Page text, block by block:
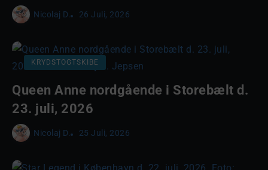
Nicolaj D. 26 Juli, 2026
KRYDSTOGTSKIBE
Queen Anne nordgående i Storebælt d.
23. juli, 2026
Nicolaj D. 25 Juli, 2026